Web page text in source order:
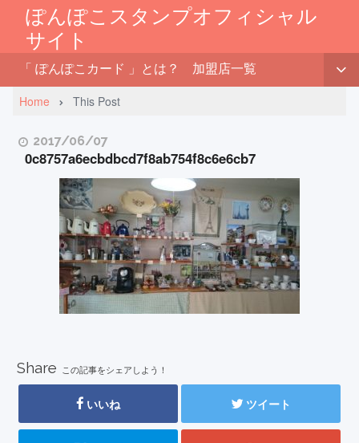
ぽんぽこスタンプオフィシャル
サイト
「 ぽんぽこカード 」とは？ 加盟店一覧
Home This Post
2017/06/07
0c8757a6ecbdbcd7f8ab754f8c6e6cb7
Share この記事をシェアしよう！
いいね ツイート